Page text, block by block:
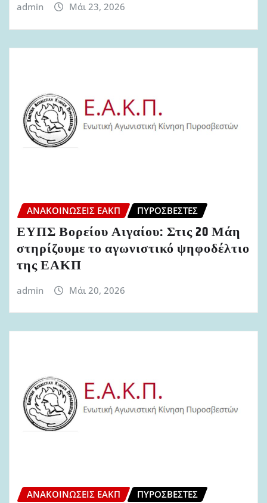
admin Μάι 23, 2026
ΑΝΑΚΟΙΝΏΣΕΙΣ ΕΑΚΠ ΠΥΡΟΣΒΈΣΤΕΣ
ΕΥΠΣ Βορείου Αιγαίου: Στις 20 Μάη
στηρίζουμε το αγωνιστικό ψηφοδέλτιο
της ΕΑΚΠ
admin Μάι 20, 2026
ΑΝΑΚΟΙΝΏΣΕΙΣ ΕΑΚΠ ΠΥΡΟΣΒΈΣΤΕΣ